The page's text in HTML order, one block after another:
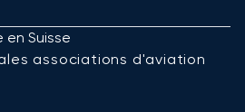
Suisse
associations d'aviation